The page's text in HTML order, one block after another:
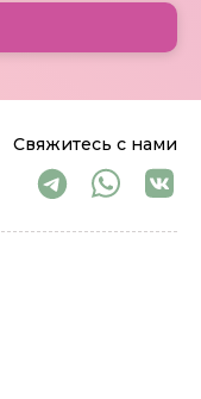
Свяжитесь с нами